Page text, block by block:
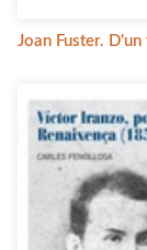
Joan Fuster.